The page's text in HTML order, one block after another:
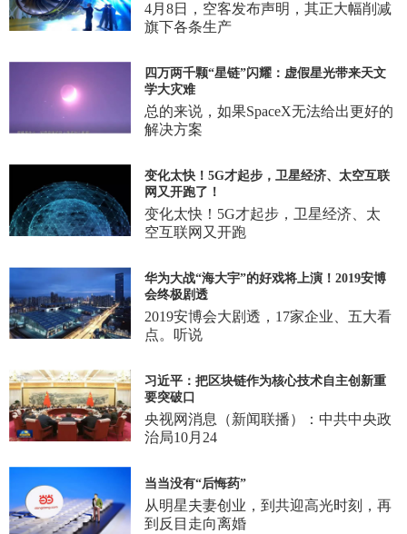
4月8日，空客发布声明，其正大幅削减
旗下各条生产
四万两千颗“星链”闪耀：虚假星光带来天文
学大灾难
总的来说，如果SpaceX无法给出更好的
解决方案
变化太快！5G才起步，卫星经济、太空互联
网又开跑了！
变化太快！5G才起步，卫星经济、太
空互联网又开跑
华为大战“海大宇”的好戏将上演！2019安博
会终极剧透
2019安博会大剧透，17家企业、五大看
点。听说
习近平：把区块链作为核心技术自主创新重
要突破口
央视网消息（新闻联播）：中共中央政
治局10月24
当当没有“后悔药”
从明星夫妻创业，到共迎高光时刻，再
到反目走向离婚